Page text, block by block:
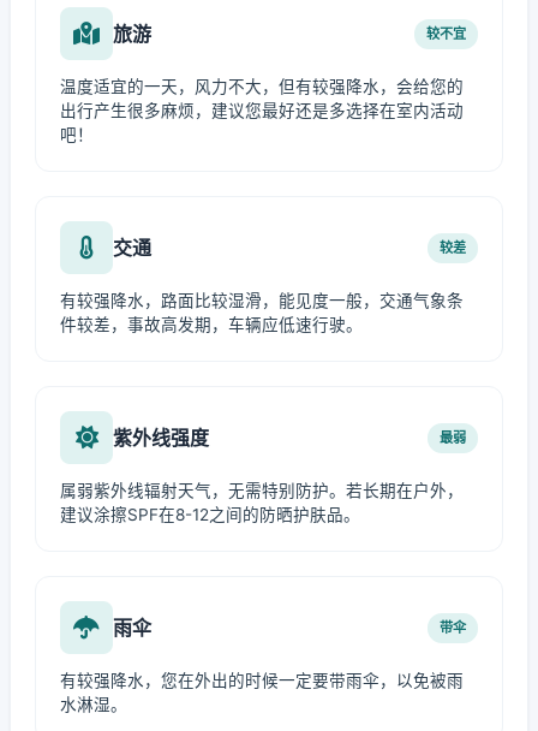
旅游 较不宜
温度适宜的一天，风力不大，但有较强降水，会给您的
出行产生很多麻烦，建议您最好还是多选择在室内活动
吧！
交通 较差
有较强降水，路面比较湿滑，能见度一般，交通气象条
件较差，事故高发期，车辆应低速行驶。
紫外线强度 最弱
属弱紫外线辐射天气，无需特别防护。若长期在户外，
建议涂擦SPF在8-12之间的防晒护肤品。
雨伞 带伞
有较强降水，您在外出的时候一定要带雨伞，以免被雨
水淋湿。